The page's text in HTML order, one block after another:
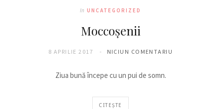
In UNCATEGORIZED
Moccoșenii
8 APRILIE 2017 NICIUN COMENTARIU
Ziua bună începe cu un pui de somn.
CITEȘTE